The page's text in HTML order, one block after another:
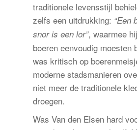
traditionele levensstijl
zelfs een uitdrukking: “Een
snor is een lor”, waarmee
boeren eenvoudig moesten
was kritisch op
moderne stadsmanieren
niet meer de traditionele
droegen.
Was Van den Elsen hard